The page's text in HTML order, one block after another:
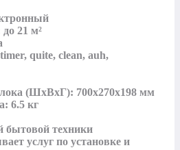
21 м²
quite, clean, auh,
(ШxВxГ): 700x270x198 мм
6.5 кг
бытовой техники
услуг по установке и